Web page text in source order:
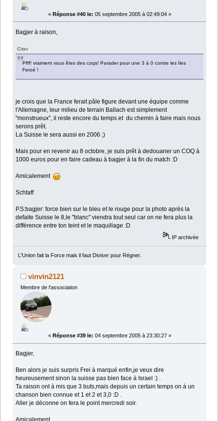
« Réponse #40 le: 05 septembre 2005 à 02:49:04 »
Bagjer à raison,
Citer
Pfff! vraiment vous êtes des coqs! Parader pour une 3 à 0 contre les Iles
Feroé !
je crois que la France ferait pâle figure devant une équipe comme
l'Allemagne, leur milieu de terrain Ballach est simplement
"monstrueux", il reste encore du temps et du chemin à faire mais nous
serons prêt.
La Suisse le sera aussi en 2006 ;)
Mais pour en revenir au 8 octobre, je suis prêt à dedouaner un COQ à
1000 euros pour en faire cadeau à bagjer à la fin du match :D
Amicalement
Schtaff
P.S:bagjer: force bien sur le bleu et le rouge pour la photo après la
defaite Suisse le 8,le "blanc" viendra tout seul car on ne fera plus la
différence entre ton teint et le maquillage :D
IP archivée
L'Union fait la Force mais il faut Diviser pour Régner.
vinvin2121
Membre de l'association
« Réponse #39 le: 04 septembre 2005 à 23:30:27 »
Bagjer,
Ben alors je suis surpris Frei à marqué enfin,je veux dire
heureusement sinon la suisse pas bien face à Israel :) .
Ta raison ont à mis que 3 buts,mais depuis un certain temps on à un
chanson bien connue et 1 et 2 et 3,0 :D .
Aller je déconne on fera le point mercredi soir.
Amicalement